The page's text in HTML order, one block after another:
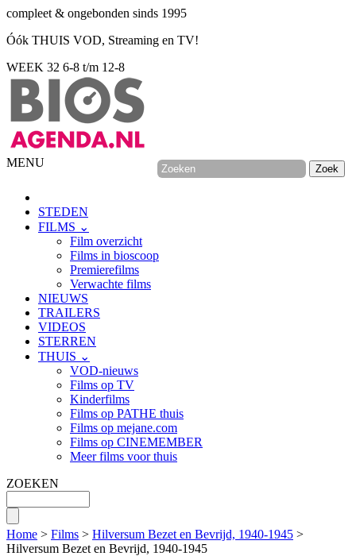
compleet & ongebonden sinds 1995
Óók THUIS VOD, Streaming en TV!
WEEK 32 6-8 t/m 12-8
MENU
STEDEN
FILMS ⌄
Film overzicht
Films in bioscoop
Premierefilms
Verwachte films
NIEUWS
TRAILERS
VIDEOS
STERREN
THUIS ⌄
VOD-nieuws
Films op TV
Kinderfilms
Films op PATHE thuis
Films op mejane.com
Films op CINEMEMBER
Meer films voor thuis
ZOEKEN
Home > Films > Hilversum Bezet en Bevrijd, 1940-1945 >
Hilversum Bezet en Bevrijd, 1940-1945